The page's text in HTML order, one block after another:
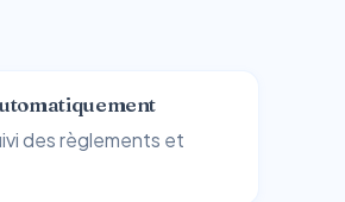
des règlements et